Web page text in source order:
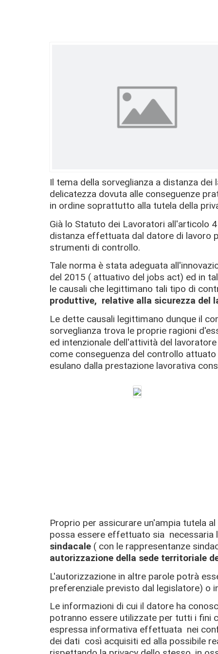
Il tema della sorveglianza a distanza
delicatezza dovuta alle conseguenze
in ordine soprattutto alla tutela della
Già lo Statuto dei Lavoratori all'articolo
distanza effettuata dal datore di lavoro
strumenti di controllo.
Tale norma è stata adeguata
del 2015 ( attuativo del jobs act) ed in
le causali che legittimano tali tipo di
produttive, relative alla sicurezza del
Le dette causali legittimano dunque il
sorveglianza trova le proprie ragioni
ed intenzionale dell'attività del
come conseguenza del controllo
esulano dalla prestazione lavorativa
Proprio per assicurare un'ampia tutela
possa essere effettuato sia necessaria
sindacale ( con le rappresentanze
autorizzazione della sede territoriale
L'autorizzazione in altre parole potrà
preferenziale previsto dal legislatore) o
Le informazioni di cui il datore ha
potranno essere utilizzate per tutti i fini
espressa informativa effettuata nei
dei dati così acquisiti ed alla possibile